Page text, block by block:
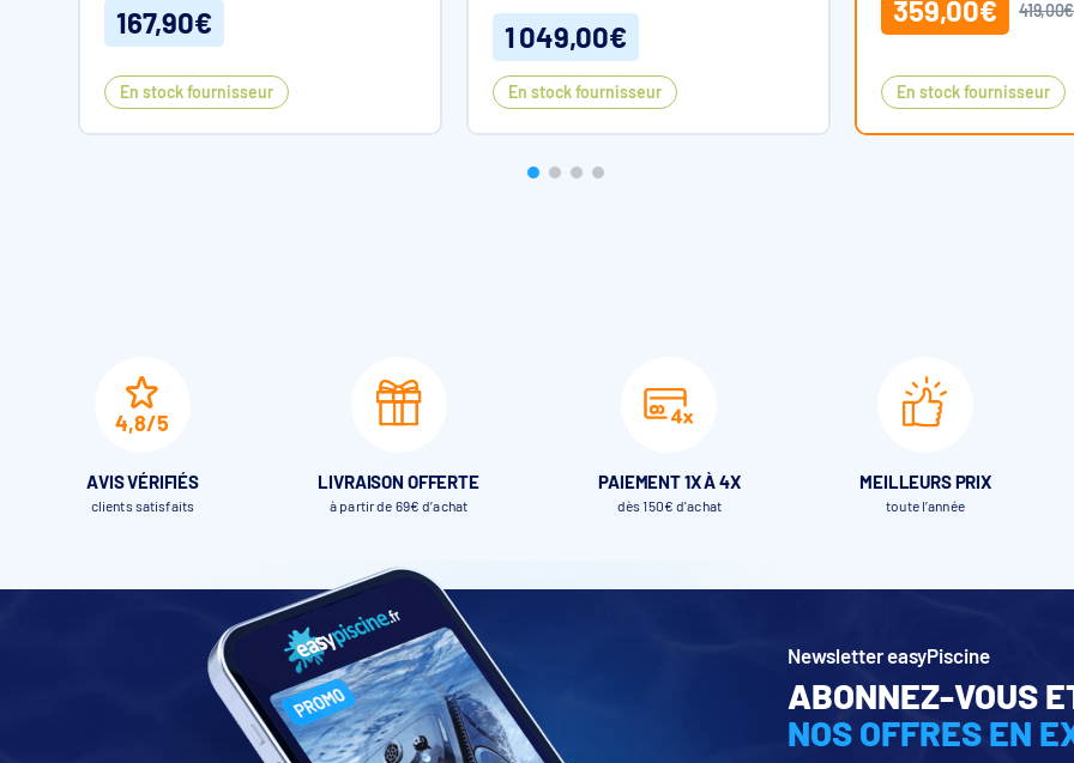
Attention
Ne convient pas aux piscines rectangulaires. Le local technique est fourni nu, sans pompe, filtre, ni aucun élément de
tuyauterie.
167,90€
En stock fournisseur
1 049,00€
En stock fournisseur
359,00€ 419,00€
En stock fournisseur
4,8/5
AVIS VÉRIFIÉS
clients satisfaits
LIVRAISON OFFERTE
à partir de 69€ d’achat
PAIEMENT 1X À 4X
dès 150€ d'achat
MEILLEURS PRIX
toute l’année
Newsletter easyPiscine
ABONNEZ-VOUS
NOS OFFRES EN